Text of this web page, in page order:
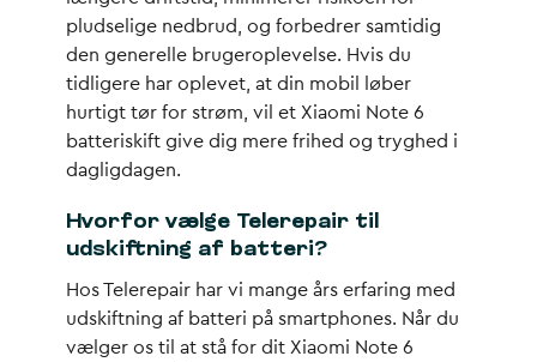
pludselige nedbrud, og forbedrer samtidig
den generelle brugeroplevelse. Hvis du
tidligere har oplevet, at din mobil løber
hurtigt tør for strøm, vil et Xiaomi Note 6
batteriskift give dig mere frihed og tryghed i
dagligdagen.
Hvorfor vælge Telerepair til
udskiftning af batteri?
Hos Telerepair har vi mange års erfaring med
udskiftning af batteri på smartphones. Når du
vælger os til at stå for dit Xiaomi Note 6